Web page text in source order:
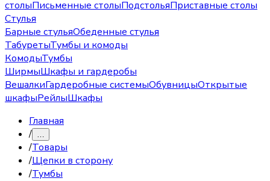
столыПисьменные столыПодстольяПриставные столы
Стулья
Барные стульяОбеденные стулья
ТабуретыТумбы и комоды
КомодыТумбы
ШирмыШкафы и гардеробы
ВешалкиГардеробные системыОбувницыОткрытые
шкафыРейлыШкафы
Главная
/ …
/Товары
/Щепки в сторону
/Тумбы